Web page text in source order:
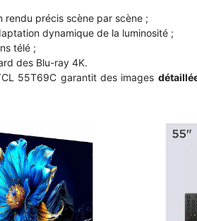
rendu précis scène par scène ;
dynamique de la luminosité ;
télé ;
des Blu-ray 4K.
55T69C garantit des images